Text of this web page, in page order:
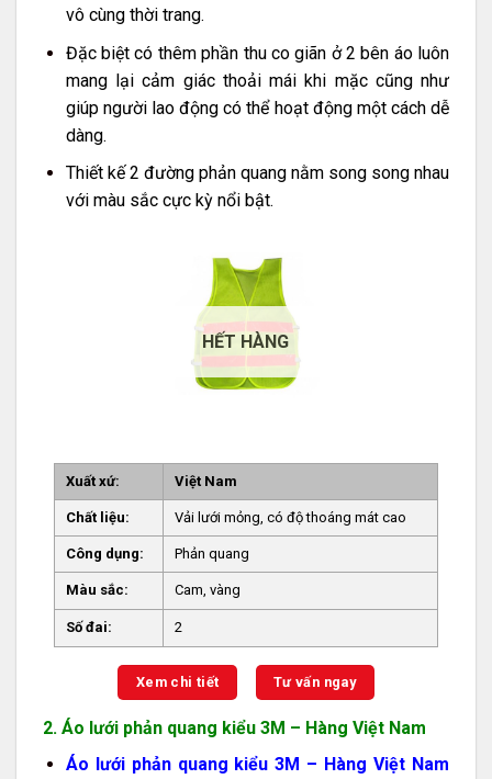
vô cùng thời trang.
Đặc biệt có thêm phần thu co giãn ở 2 bên áo luôn
mang lại cảm giác thoải mái khi mặc cũng như
giúp người lao động có thể hoạt động một cách dễ
dàng.
Thiết kế 2 đường phản quang nằm song song nhau
với màu sắc cực kỳ nổi bật.
HẾT HÀNG
Xuất xứ: Việt Nam
Chất liệu: Vải lưới mỏng, có độ thoáng mát cao
Công dụng: Phản quang
Màu sắc: Cam, vàng
Số đai: 2
Xem chi tiết Tư vấn ngay
2. Áo lưới phản quang kiểu 3M – Hàng Việt Nam
Áo lưới phản quang kiểu 3M – Hàng Việt Nam